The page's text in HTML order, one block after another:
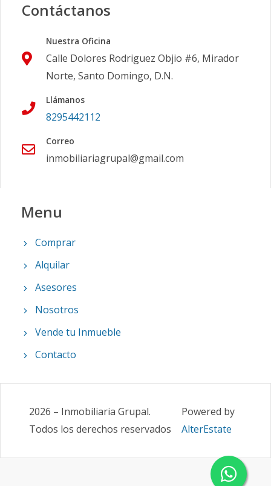
Contáctanos
Nuestra Oficina
Calle Dolores Rodriguez Objio #6, Mirador
Norte, Santo Domingo, D.N.
Llámanos
8295442112
Correo
inmobiliariagrupal@gmail.com
Menu
Comprar
Alquilar
Asesores
Nosotros
Vende tu Inmueble
Contacto
2026 – Inmobiliaria Grupal.
Todos los derechos reservados
Powered by
AlterEstate